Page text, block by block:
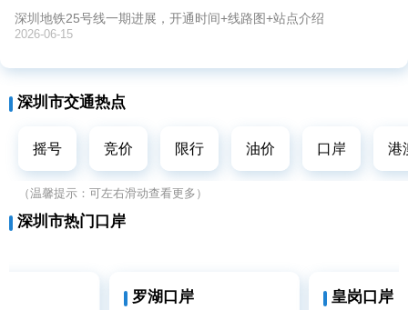
深圳地铁25号线一期进展，开通时间+线路图+站点介绍
2026-06-15
深圳市交通热点
摇号 竞价 限行 油价 口岸 港
（温馨提示：可左右滑动查看更多）
深圳市热门口岸
罗湖口岸 皇岗口岸